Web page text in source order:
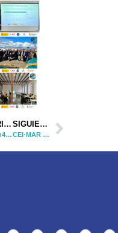
ANTERIOR
BioEcon4Fish – 00123 – Nota de audio de la coordinadora del proyecto
SIGUIENTE
CEI·MAR y dos proyectos ThinkInAzul se presentan ante el nodo español de la red European Marine Biological Resource Centre